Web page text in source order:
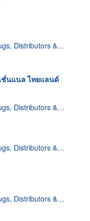
& Manufacturers
ชั่นแนล ไทยแลนด์
& Manufacturers
& Manufacturers
& Manufacturers